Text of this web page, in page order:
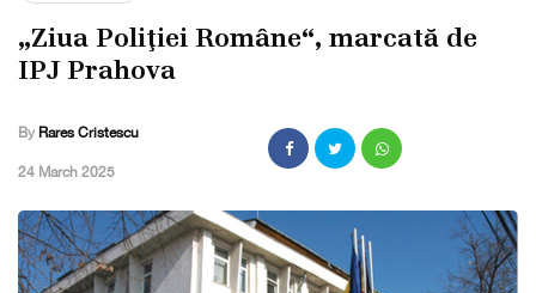
„Ziua Poliţiei Române“, marcată de
IPJ Prahova
By Rares Cristescu
,24 March 2025